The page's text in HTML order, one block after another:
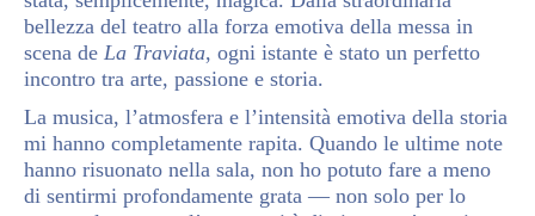
bellezza del teatro alla forza emotiva della messa in
scena de La Traviata, ogni istante è stato un perfetto
incontro tra arte, passione e storia.
La musica, l’atmosfera e l’intensità emotiva della storia
mi hanno completamente rapita. Quando le ultime note
hanno risuonato nella sala, non ho potuto fare a meno
di sentirmi profondamente grata — non solo per lo